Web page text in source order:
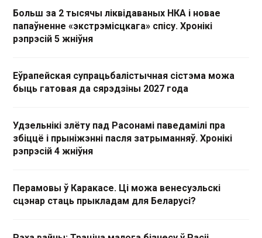
Больш за 2 тысячы ліквідаваных НКА і новае
папаўненне «экстрэмісцкага» спісу. Хронікі
рэпрэсій 5 жніўня
Еўрапейская супрацьбалістычная сістэма можа
быць гатовая да сярэдзіны 2027 года
Удзельнікі злёту пад Расонамі паведамілі пра
збіццё і прыніжэнні пасля затрыманняў. Хронікі
рэпрэсій 4 жніўня
Перамовы ў Каракасе. Ці можа венесуэльскі
сцэнар стаць прыкладам для Беларусі?